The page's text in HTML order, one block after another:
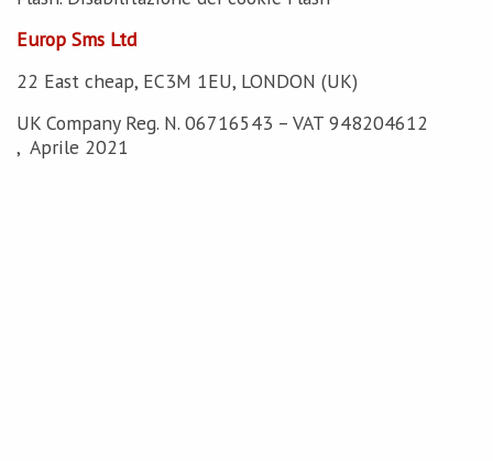
Europ Sms Ltd
22 East cheap, EC3M 1EU, LONDON (UK)
UK Company Reg. N. 06716543 – VAT 948204612
, Aprile 2021